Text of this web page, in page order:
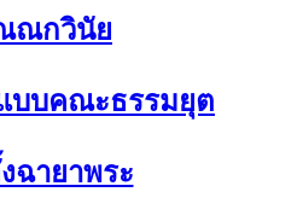
ณกวินัย
บบคณะธรรมยุต
ฉายาพระ